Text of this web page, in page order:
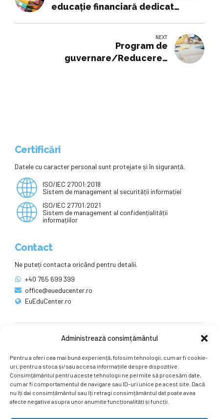
Administrează consimțământul
Pentru a oferi cea mai bună experiență, folosim tehnologii, cum ar fi cookie-
uri, pentru a stoca și/sau accesa informațiile despre dispozitive.
Consimțământul pentru aceste tehnologii ne permite să procesăm date,
cum ar fi comportamentul de navigare sau ID-uri unice pe acest site. Dacă
nu îți dai consimțământul sau îți retragi consimțământul dat poate avea
afecte negative asupra unor anumite funcționalități și funcții.
educaţie financiară dedicat
NEXT
Program de
guvernare/Reducerea
Certificări
Datele cu caracter personal sunt protejate și în siguranță.
ISO/IEC 27001:2018
Sistem de management al securității informației
ISO/IEC 27701:2021
Sistem de management al confidențialității
informațiilor
Contact
Ne puteți contacta oricând pentru detalii.
+40 765 699 399
office@eueducenter.ro
EuEduCenter.ro
Ne puteți găsi și pe rețelele sociale.